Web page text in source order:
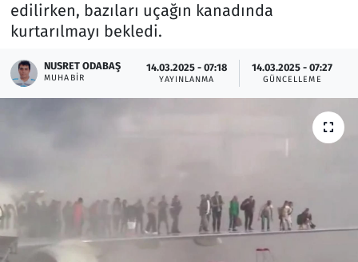
edilirken, bazıları uçağın kanadında
kurtarılmayı bekledi.
NUSRET ODABAŞ
MUHABIR
14.03.2025 - 07:18
YAYINLANMA
14.03.2025 - 07:27
GÜNCELLEME
Lezzet Durağı
Rüya Tabirleri